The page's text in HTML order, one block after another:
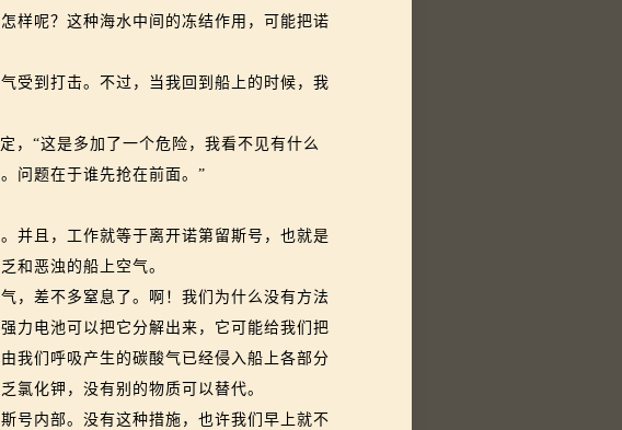
样呢？这种海水中间的冻结作用，可能把诺
到打击。不过，当我回到船上的时候，我
“这是多加了一个危险，我看不见有什么
问题在于谁先抢在前面。”
且，工作就等于离开诺第留斯号，也就是
和恶浊的船上空气。
差不多窒息了。啊！我们为什么没有方法
力电池可以把它分解出来，它可能给我们把
我们呼吸产生的碳酸气已经侵入船上各部分
氯化钾，没有别的物质可以替代。
内部。没有这种措施，也许我们早上就不